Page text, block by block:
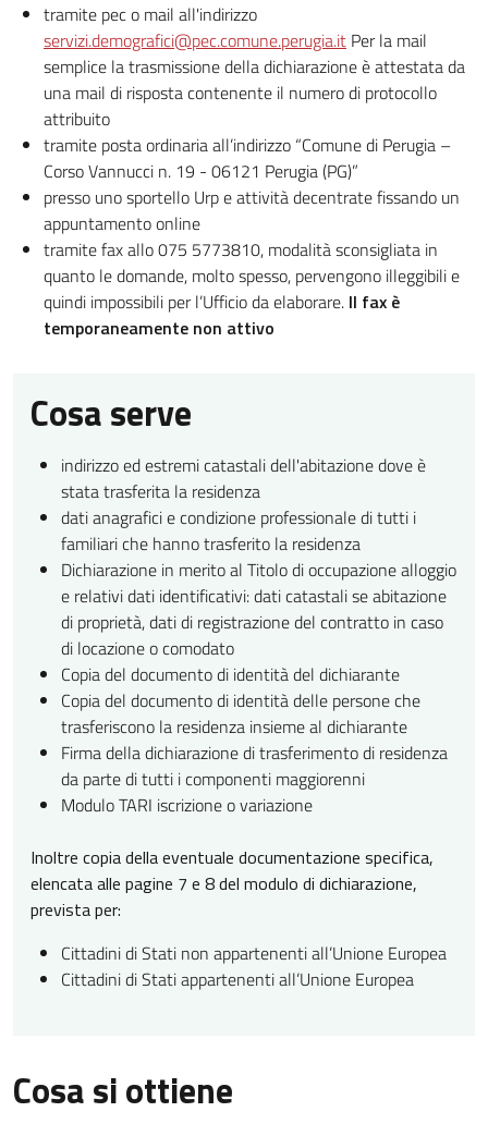
tramite pec o mail all'indirizzo
servizi.demografici@pec.comune.perugia.it Per la mail
semplice la trasmissione della dichiarazione è attestata da
una mail di risposta contenente il numero di protocollo
attribuito
tramite posta ordinaria all’indirizzo “Comune di Perugia –
Corso Vannucci n. 19 - 06121 Perugia (PG)”
presso uno sportello Urp e attività decentrate fissando un
appuntamento online
tramite fax allo 075 5773810, modalità sconsigliata in
quanto le domande, molto spesso, pervengono illeggibili e
quindi impossibili per l’Ufficio da elaborare. Il fax è
temporaneamente non attivo
Cosa serve
indirizzo ed estremi catastali dell'abitazione dove è
stata trasferita la residenza
dati anagrafici e condizione professionale di tutti i
familiari che hanno trasferito la residenza
Dichiarazione in merito al Titolo di occupazione alloggio
e relativi dati identificativi: dati catastali se abitazione
di proprietà, dati di registrazione del contratto in caso
di locazione o comodato
Copia del documento di identità del dichiarante
Copia del documento di identità delle persone che
trasferiscono la residenza insieme al dichiarante
Firma della dichiarazione di trasferimento di residenza
da parte di tutti i componenti maggiorenni
Modulo TARI iscrizione o variazione
Inoltre copia della eventuale documentazione specifica,
elencata alle pagine 7 e 8 del modulo di dichiarazione,
prevista per:
Cittadini di Stati non appartenenti all’Unione Europea
Cittadini di Stati appartenenti all’Unione Europea
Cosa si ottiene